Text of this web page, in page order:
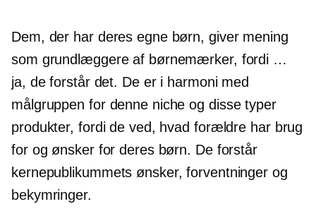
Dem, der har deres egne børn, giver mening
som grundlæggere af børnemærker, fordi …
ja, de forstår det. De er i harmoni med
målgruppen for denne niche og disse typer
produkter, fordi de ved, hvad forældre har brug
for og ønsker for deres børn. De forstår
kernepublikummets ønsker, forventninger og
bekymringer.